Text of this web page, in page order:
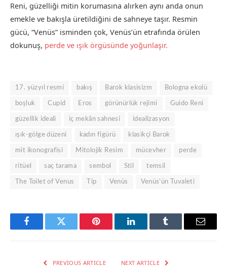
Reni, güzelliği mitin korumasına alırken aynı anda onun
emekle ve bakışla üretildiğini de sahneye taşır. Resmin
gücü, “Venüs” isminden çok, Venüs’ün etrafında örülen
dokunuş, perde ve ışık örgüsünde yoğunlaşır.
17. yüzyıl resmi bakış Barok klasisizm Bologna ekolü
boşluk Cupid Eros görünürlük rejimi Guido Reni
güzellik ideali iç mekân sahnesi idealizasyon
ışık-gölge düzeni kadın figürü klasikçi Barok
mit ikonografisi Mitolojik Resim mücevher perde
ritüel saç tarama sembol Stil temsil
The Toilet of Venus Tip Venüs Venüs’ün Tuvaleti
FacebookTwitter Pinterest LinkedInTumblr Email
PREVIOUS ARTICLE NEXT ARTICLE